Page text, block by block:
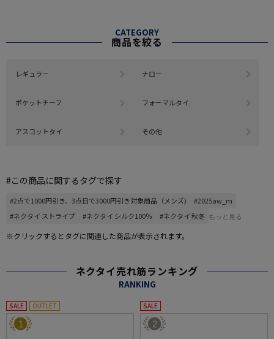
CATEGORY
商品を絞る
レギュラー ナロー
ポケットチーフ フォーマルタイ
アスコットタイ その他
#この商品に関するタグで探す
#2点で1000円引き、3点目で3000円引き対象商品（メンズ)
#2025aw_m
#ネクタイ ストライプ
#ネクタイ シルク100％ #ネクタイ 秋冬 もっと見る
※クリックするとタグに関連した商品が表示されます。
ネクタイ売れ筋ランキング
RANKING
SALE OUTLET
1
SALE
2